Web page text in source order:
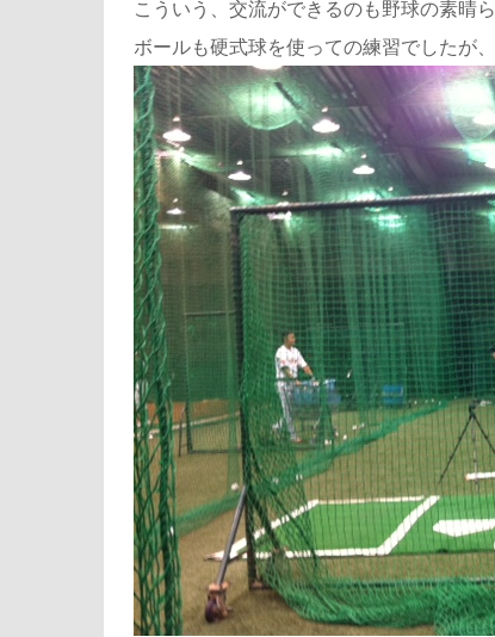
こういう、交流ができるのも野球の素晴
ボールも硬式球を使っての練習でしたが